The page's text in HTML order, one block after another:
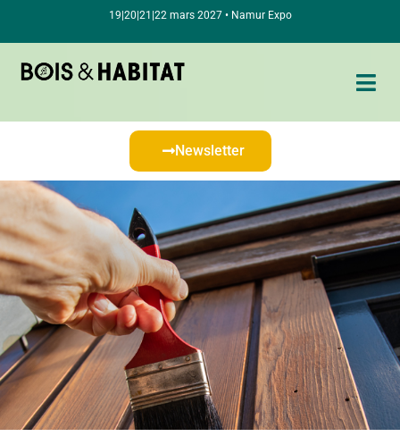
19|20|21|22 mars 2027 • Namur Expo
Newsletter